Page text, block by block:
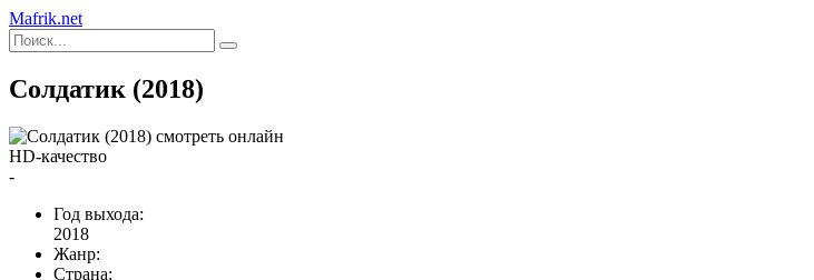
Mafrik.net
Солдатик (2018)
HD-качество
-
Год выхода:
2018
Жанр:
Страна: